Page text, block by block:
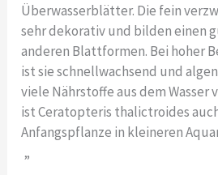
Überwasserblätter. Die fein
sehr dekorativ und bilden einen
anderen Blattformen. Bei hoher
ist sie schnellwachsend und
viele Nährstoffe aus dem Wasser
ist Ceratopteris thalictroides
Anfangspflanze in kleineren
„